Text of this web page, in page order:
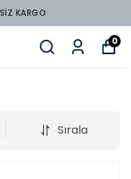
KARGO
0
Sırala